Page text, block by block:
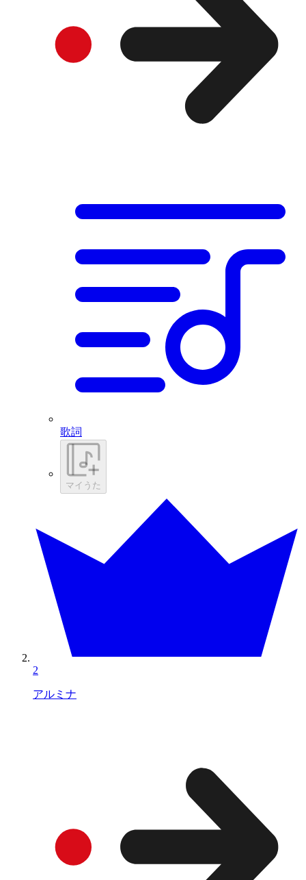
歌詞
マイうた
2
アルミナ